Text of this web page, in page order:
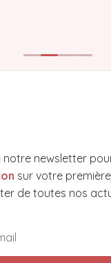
notre newsletter
sur votre
de toutes nos